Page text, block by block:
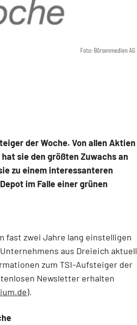
Foto: Börsenmedien AG
der Woche. Von allen Aktien
hat sie den größten Zuwachs an
zu einem interessanteren
im Falle einer grünen
fast zwei Jahre lang einstelligen
aus Dreieich aktuell
zum TSI-Aufsteiger der
Newsletter erhalten
).